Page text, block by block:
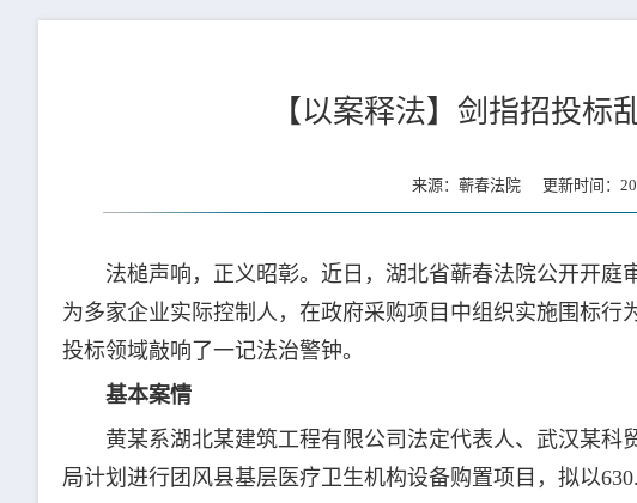
【以案释法】剑指招投标
来源：蕲春法院 更新时间：
法槌声响，正义昭彰。近日，湖北省蕲春法院公开开
为多家企业实际控制人，在政府采购项目中组织实施围标
投标领域敲响了一记法治警钟。
基本案情
黄某系湖北某建筑工程有限公司法定代表人、武汉某科
局计划进行团风县基层医疗卫生机构设备购置项目，拟以